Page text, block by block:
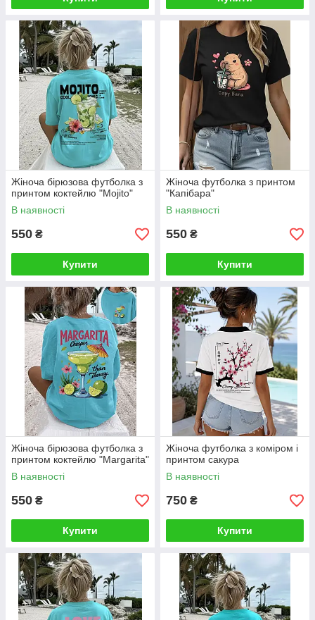
Жіноча бірюзова футболка з
принтом коктейлю "Mojito"
В наявності
550 ₴
Купити
Жіноча футболка з принтом
"Капібара"
В наявності
550 ₴
Купити
Жіноча бірюзова футболка з
принтом коктейлю "Margarita"
В наявності
550 ₴
Купити
Жіноча футболка з коміром і
принтом сакура
В наявності
750 ₴
Купити